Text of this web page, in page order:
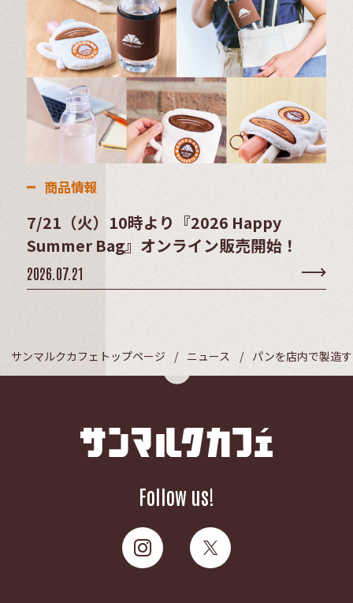
商品情報
7/21（火）10時より『2026 Happy
Summer Bag』オンライン販売開始！
2026.07.21
サンマルクカフェトップページ ニュース パンを店内で製造
Follow us!